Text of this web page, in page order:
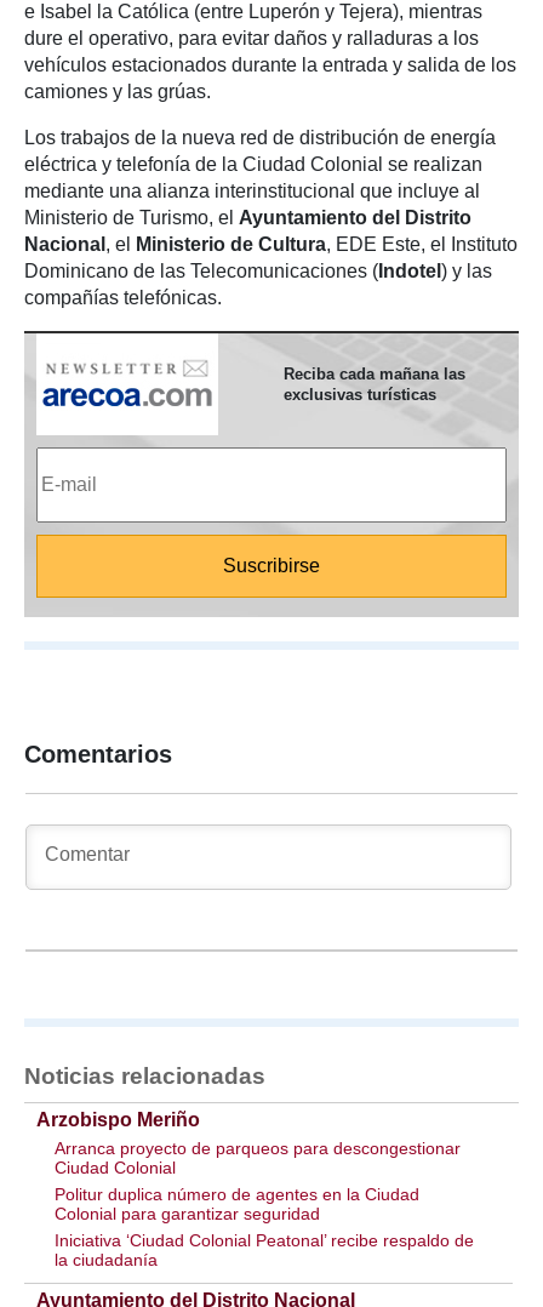
e Isabel la Católica (entre Luperón y Tejera), mientras
dure el operativo, para evitar daños y ralladuras a los
vehículos estacionados durante la entrada y salida de los
camiones y las grúas.
Los trabajos de la nueva red de distribución de energía
eléctrica y telefonía de la Ciudad Colonial se realizan
mediante una alianza interinstitucional que incluye al
Ministerio de Turismo, el Ayuntamiento del Distrito
Nacional , el Ministerio de Cultura, EDE Este, el Instituto
Dominicano de las Telecomunicaciones ( Indotel ) y las
compañías telefónicas.
Reciba cada mañana las
exclusivas turísticas
Comentarios
Noticias relacionadas
Arzobispo Meriño
Arranca proyecto de parqueos para descongestionar
Ciudad Colonial
Politur duplica número de agentes en la Ciudad
Colonial para garantizar seguridad
Iniciativa ‘Ciudad Colonial Peatonal’ recibe respaldo de
la ciudadanía
Ayuntamiento del Distrito Nacional